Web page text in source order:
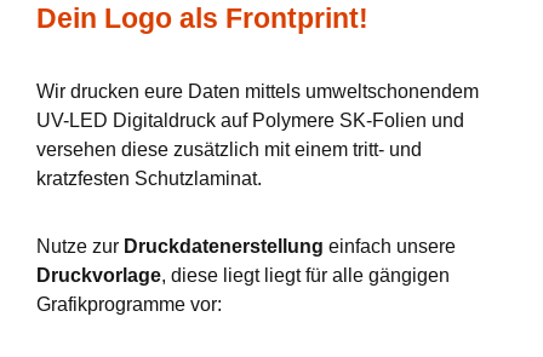
Dein Logo als Frontprint!
Wir drucken eure Daten mittels umweltschonendem
UV-LED Digitaldruck auf Polymere SK-Folien und
versehen diese zusätzlich mit einem tritt- und
kratzfesten Schutzlaminat.
Nutze zur Druckdatenerstellung einfach unsere
Druckvorlage, diese liegt liegt für alle gängigen
Grafikprogramme vor: